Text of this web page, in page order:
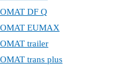
DF Q
EUMAX
trailer
trans plus